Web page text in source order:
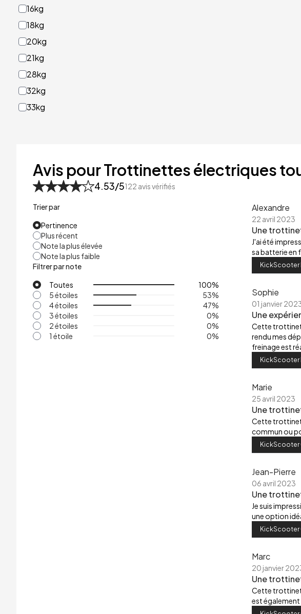
16kg
18kg
20kg
21kg
28kg
32kg
33kg
53kg
Avis pour Trottinettes électriques
4.53/5122 avis vérifiés
Trier par
Pertinence
Plus récent
Note la plus élevée
Note la plus faible
Filtrer par note
Toutes
100%
5 étoiles
53%
4 étoiles
47%
3 étoiles
0%
2 étoiles
0%
1 étoile
0%
Alexandre
22 avril 2023
Une
J'ai été
sa batterie en
KickScooter
Sophie
01 janvier
Une
Cette
rendu mes
freinage est
KickScooter
Marie
25 avril 2023
Une
Cette
commun ou
KickScooter
Jean-Pierre
06 avril 2023
Une
Je suis
une option
KickScooter
Marc
20 janvier
Une
Cette
est également